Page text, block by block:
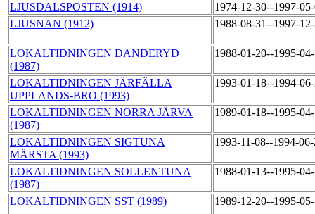
LJUSDALSPOSTEN (1914)
1974-12-30--1997-
LJUSNAN (1912)
1988-08-31--1997-
LOKALTIDNINGEN DANDERYD
(1987)
1988-01-20--1995-
LOKALTIDNINGEN JÄRFÄLLA
UPPLANDS-BRO (1993)
1993-01-18--1994-
LOKALTIDNINGEN NORRA JÄRVA
(1987)
1989-01-18--1995-
LOKALTIDNINGEN SIGTUNA
MÄRSTA (1993)
1993-11-08--1994-
LOKALTIDNINGEN SOLLENTUNA
(1987)
1988-01-13--1995-
LOKALTIDNINGEN SST (1989) 1989-12-20--1995-